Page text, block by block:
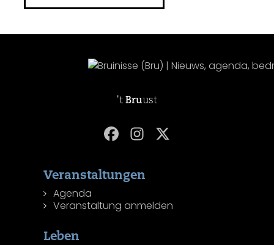
't Bruust
Veranstaltungen
Agenda
Veranstaltung anmelden
Leben